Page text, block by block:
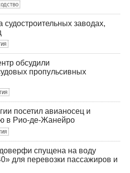
заводах,
обсудили
пропульсивных
посетил авианосец и
в Рио-де-Жанейро
спущена на воду
для перевозки пассажиров и